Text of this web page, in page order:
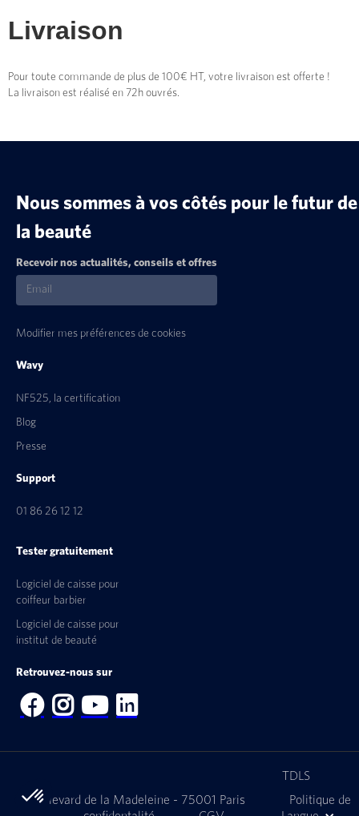
Livraison
Pour toute commande de plus de 100€ HT, votre livraison est offerte !
La livraison est réalisé en 72h ouvrés.
Nous sommes à vos côtés pour le futur de
la beauté
Recevoir nos actualités, conseils et offres
Modifier mes préférences de cookies
Wavy
NF525, la certification
Blog
Presse
Support
01 86 26 12 12
Tester gratuitement
Logiciel de caisse pour
coiffeur barbier
Logiciel de caisse pour
institut de beauté
Retrouvez-nous sur
   
TDLS
9 Boulevard de la Madeleine - 75001 Paris
Politique de